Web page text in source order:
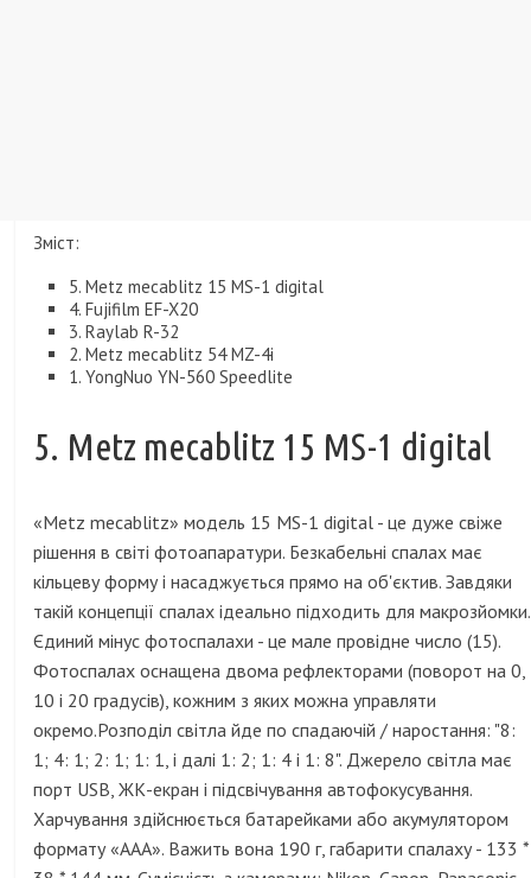
Зміст:
5. Metz mecablitz 15 MS-1 digital
4. Fujifilm EF-X20
3. Raylab R-32
2. Metz mecablitz 54 MZ-4i
1. YongNuo YN-560 Speedlite
5. Metz mecablitz 15 MS-1 digital
«Metz mecablitz» модель 15 MS-1 digital - це дуже свіже
рішення в світі фотоапаратури. Безкабельні спалах має
кільцеву форму і насаджується прямо на об'єктив. Завдяки
такій концепції спалах ідеально підходить для макрозйомки.
Єдиний мінус фотоспалахи - це мале провідне число (15).
Фотоспалах оснащена двома рефлекторами (поворот на 0,
10 і 20 градусів), кожним з яких можна управляти
окремо.Розподіл світла йде по спадаючій / наростання: "8:
1; 4: 1; 2: 1; 1: 1, і далі 1: 2; 1: 4 і 1: 8". Джерело світла має
порт USB, ЖК-екран і підсвічування автофокусування.
Харчування здійснюється батарейками або акумулятором
формату «ААА». Важить вона 190 г, габарити спалаху - 133 *